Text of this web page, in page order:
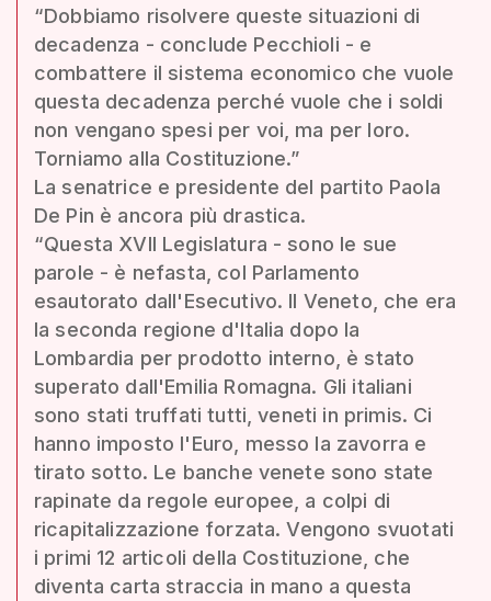
“Dobbiamo risolvere queste situazioni di
decadenza - conclude Pecchioli - e
combattere il sistema economico che vuole
questa decadenza perché vuole che i soldi
non vengano spesi per voi, ma per loro.
Torniamo alla Costituzione.”
La senatrice e presidente del partito Paola
De Pin è ancora più drastica.
“Questa XVII Legislatura - sono le sue
parole - è nefasta, col Parlamento
esautorato dall'Esecutivo. Il Veneto, che era
la seconda regione d'Italia dopo la
Lombardia per prodotto interno, è stato
superato dall'Emilia Romagna. Gli italiani
sono stati truffati tutti, veneti in primis. Ci
hanno imposto l'Euro, messo la zavorra e
tirato sotto. Le banche venete sono state
rapinate da regole europee, a colpi di
ricapitalizzazione forzata. Vengono svuotati
i primi 12 articoli della Costituzione, che
diventa carta straccia in mano a questa